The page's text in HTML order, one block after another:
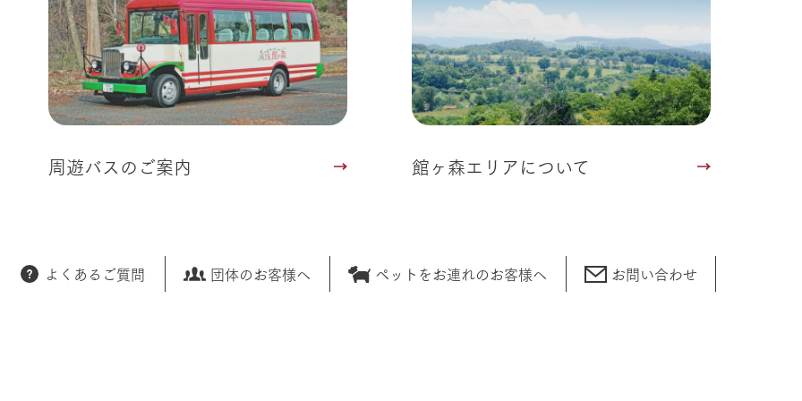
周遊バスのご案内 館ヶ森エリアについて
よくあるご質問 団体のお客様へ ペットをお連れのお客様へ お問い合わせ